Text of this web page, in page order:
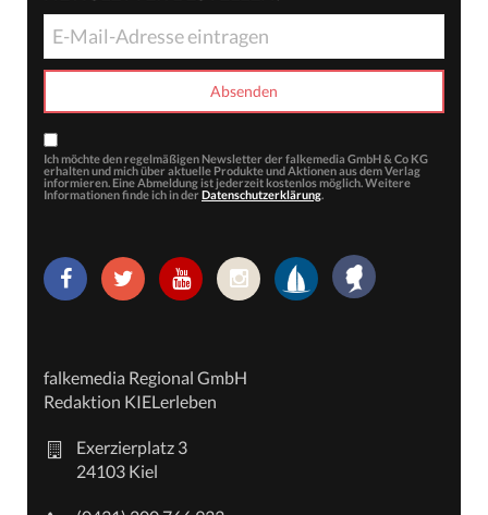
Ich möchte den regelmäßigen Newsletter der falkemedia GmbH & Co KG
erhalten und mich über aktuelle Produkte und Aktionen aus dem Verlag
informieren. Eine Abmeldung ist jederzeit kostenlos möglich. Weitere
Informationen finde ich in der Datenschutzerklärung.
falkemedia Regional GmbH
Redaktion KIELerleben
Exerzierplatz 3
24103 Kiel